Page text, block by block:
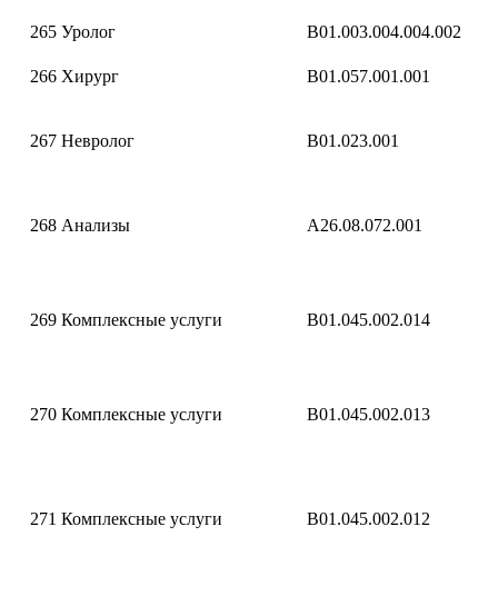
265 Уролог B01.003.004.004.002
266 Хирург B01.057.001.001
267 Невролог B01.023.001
268 Анализы A26.08.072.001
269 Комплексные услуги B01.045.002.014
270 Комплексные услуги B01.045.002.013
271 Комплексные услуги B01.045.002.012